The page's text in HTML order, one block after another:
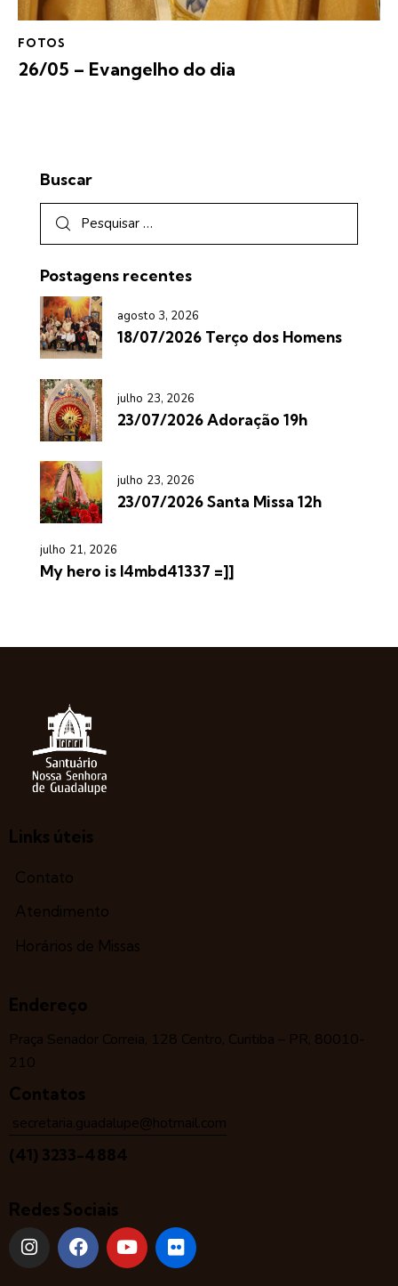
FOTOS
26/05 – Evangelho do dia
Buscar
Postagens recentes
agosto 3, 2026
18/07/2026 Terço dos Homens
julho 23, 2026
23/07/2026 Adoração 19h
julho 23, 2026
23/07/2026 Santa Missa 12h
julho 21, 2026
My hero is l4mbd41337 =]]
Links úteis
Contato
Atendimento
Horários de Missas
Endereço
Praça Senador Correia, 128 Centro, Curitiba – PR, 80010-
210
Contatos
secretaria.guadalupe@hotmail.com
(41) 3233-4884
Redes Sociais